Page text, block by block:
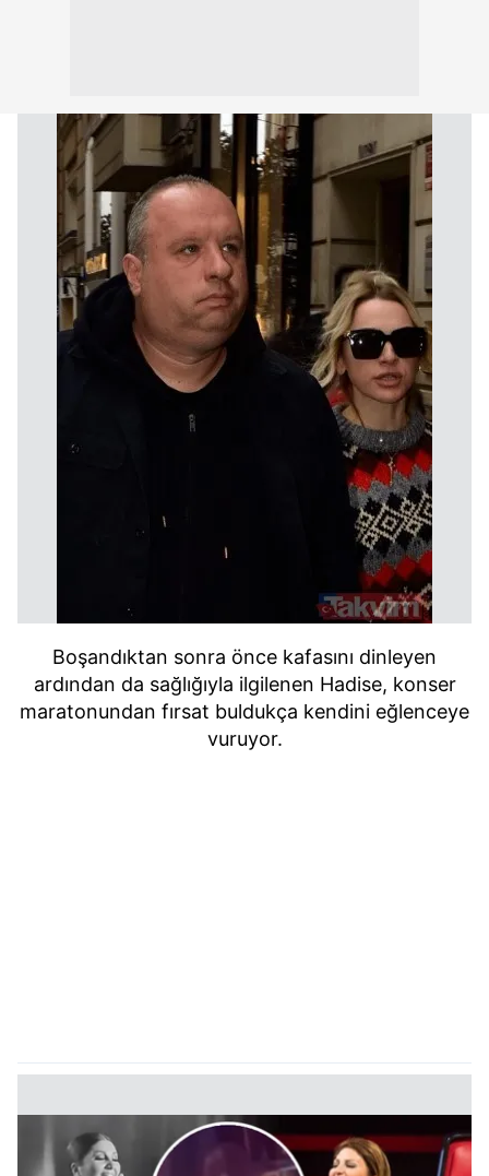
Boşandıktan sonra önce kafasını dinleyen
ardından da sağlığıyla ilgilenen Hadise, konser
maratonundan fırsat buldukça kendini eğlenceye
vuruyor.